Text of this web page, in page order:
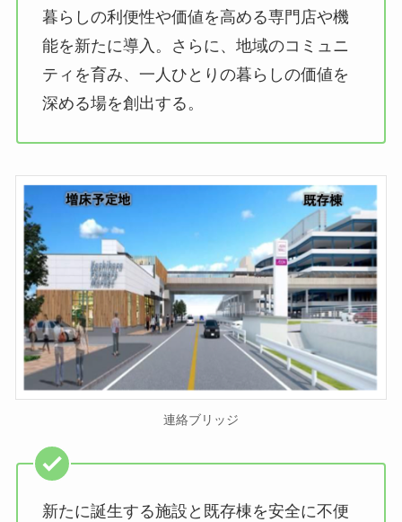
暮らしの利便性や価値を高める専門店や機
能を新たに導入。さらに、地域のコミュニ
ティを育み、一人ひとりの暮らしの価値を
深める場を創出する。
連絡ブリッジ
新たに誕生する施設と既存棟を安全に不便